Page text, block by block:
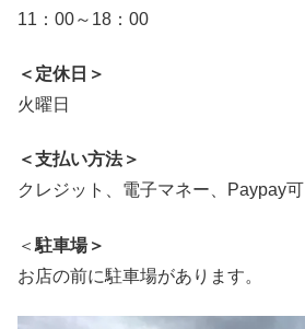
11：00～18：00
＜定休日＞
火曜日
＜支払い方法＞
クレジット、電子マネー、Paypay可
＜ 駐車場＞
お店の前に駐車場があります。